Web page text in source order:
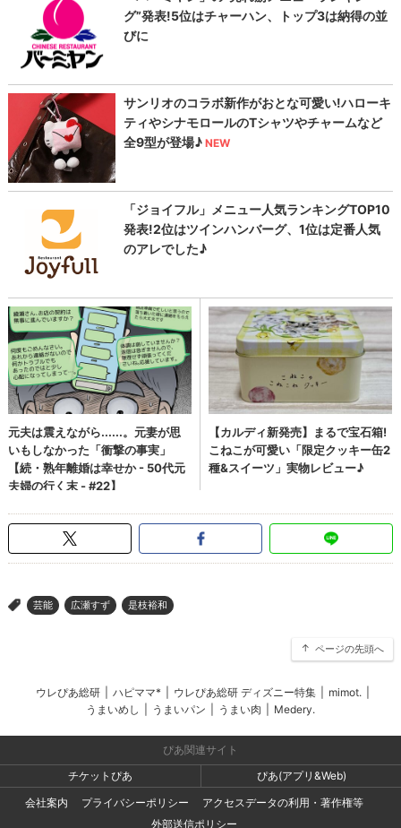
> 芸能 広瀬すず 是枝裕和
ページの先頭へ
ウレぴあ総研 ハピママ* ウレぴあ総研 ディズニー特集 mimot.
うまいめし
うまいパン うまい肉 Medery.
ぴあ関連サイト
チケットぴあ
ぴあ(アプリ&Web)
会社案内
プライバシーポリシー
アクセスデータの利用・著作権等
外部送信ポリシー